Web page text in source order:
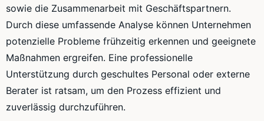
sowie die Zusammenarbeit mit Geschäftspartnern.
Durch diese umfassende Analyse können Unternehmen
potenzielle Probleme frühzeitig erkennen und geeignete
Maßnahmen ergreifen. Eine professionelle
Unterstützung durch geschultes Personal oder externe
Berater ist ratsam, um den Prozess effizient und
zuverlässig durchzuführen.